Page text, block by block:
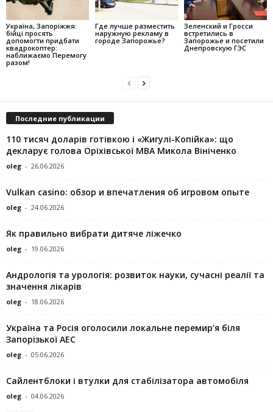
Україна, Запоріжжя:
бійці просять
допомогти придбати
квадрокоптер:
наближаємо Перемогу
разом!
Где лучше разместить
наружную рекламу в
городе Запорожье?
Зеленский и Гросси
встретились в
Запорожье и посетили
Днепровскую ГЭС
Последние публикации
110 тисяч доларів готівкою і «Жигулі-Копійка»: що
декларує голова Оріхівської МВА Микола Вініченко
oleg - 26.06.2026
Vulkan casino: обзор и впечатления об игровом опыте
oleg - 24.06.2026
Як правильно вибрати дитяче ліжечко
oleg - 19.06.2026
Андрологія та урологія: розвиток науки, сучасні реалії та
значення лікарів
oleg - 18.06.2026
Україна та Росія оголосили локальне перемир’я біля
Запорізької АЕС
oleg - 05.06.2026
Сайлентблоки і втулки для стабілізатора автомобіля
oleg - 04.06.2026